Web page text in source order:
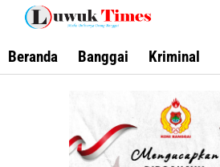
Lewati
konten
Beranda Banggai Kriminal